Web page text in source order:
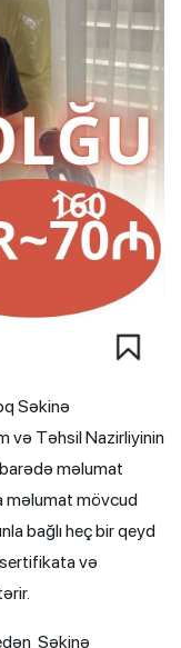
Səkinə
və Təhsil Nazirliyinin
məlumat
məlumat mövcud
bağlı heç bir qeyd
və
Səkinə